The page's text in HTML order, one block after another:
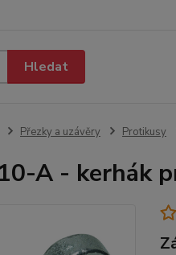
Hledat
Přezky a uzávěry Protikusy
A - kerhák